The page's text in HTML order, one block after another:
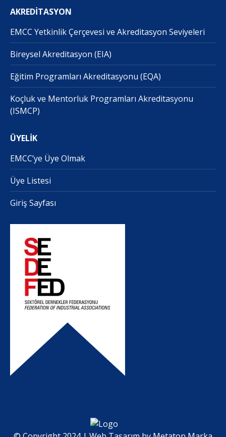
AKREDİTASYON
EMCC Yetkinlik Çerçevesi ve Akreditasyon Seviyeleri
Bireysel Akreditasyon (EIA)
Eğitim Programları Akreditasyonu (EQA)
Koçluk ve Mentorluk Programları Akreditasyonu
(ISMCP)
ÜYELİK
EMCC’ye Üye Olmak
Üye Listesi
Giriş Sayfası